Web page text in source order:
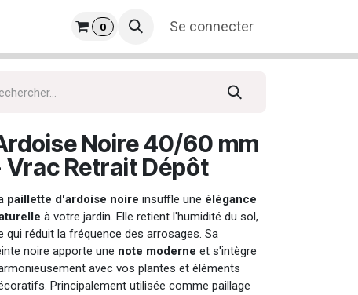
0 Se connecter
Noire 40/60 mm
Vrac Retrait Dépôt
paillette d'ardoise noire insuffle une élégance
à votre jardin. Elle retient l'humidité du sol,
qui réduit la fréquence des arrosages. Sa
noire apporte une note moderne et s'intègre
avec vos plantes et éléments
Principalement utilisée comme paillage